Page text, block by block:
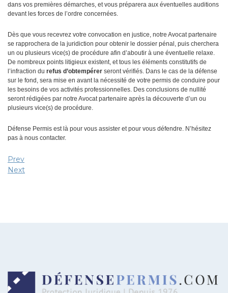
dans vos premières démarches, et vous préparera aux éventuelles auditions
devant les forces de l’ordre concernées.
Dès que vous recevrez votre convocation en justice, notre Avocat partenaire
se rapprochera de la juridiction pour obtenir le dossier pénal, puis cherchera
un ou plusieurs vice(s) de procédure afin d’aboutir à une éventuelle relaxe.
De nombreux points litigieux existent, et tous les éléments constitutifs de
l’infraction du refus d’obtempérer seront vérifiés. Dans le cas de la défense
sur le fond, sera mise en avant la nécessité de votre permis de conduire pour
les besoins de vos activités professionnelles. Des conclusions de nullité
seront rédigées par notre Avocat partenaire après la découverte d’un ou
plusieurs vice(s) de procédure.
Défense Permis est là pour vous assister et pour vous défendre. N’hésitez
pas à nous contacter.
Prev
Next